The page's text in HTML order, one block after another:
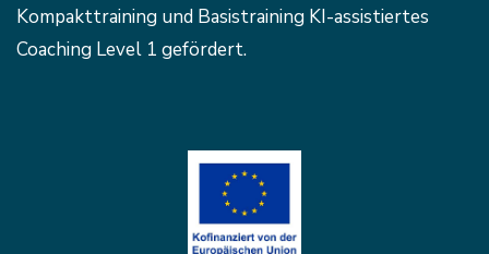
Kompakttraining und Basistraining KI-assistiertes
Coaching Level 1 gefördert.